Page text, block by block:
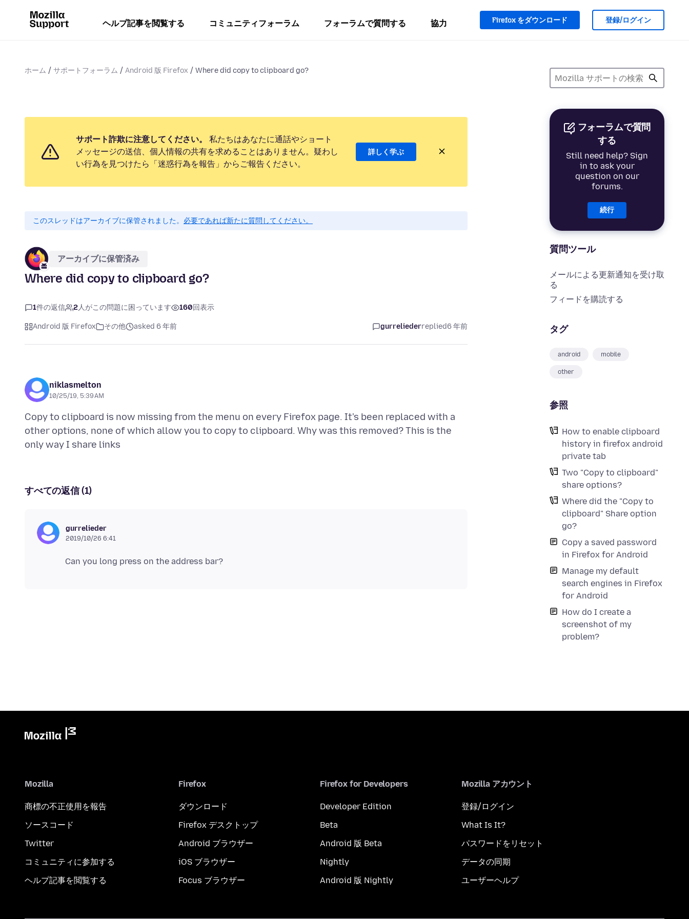
ヘルプ記事を閲覧する コミュニティフォーラム フォーラムで質問する 協力 Firefox をダウンロード 登録/ログイン
ホーム サポートフォーラム Android 版 Firefox Where did copy to clipboard go?
フォーラムで質問
する
Still need help? Sign
in to ask your
question on our
forums.
続行
質問ツール
メールによる更新通知を受け取
る
フィードを購読する
タグ
android mobile
other
参照
How to enable clipboard
history in firefox android
private tab
Two "Copy to clipboard"
share options?
Where did the "Copy to
clipboard" Share option
go?
Copy a saved password
in Firefox for Android
Manage my default
search engines in Firefox
for Android
How do I create a
screenshot of my
problem?
サポート詐欺に注意してください。
私たちはあなたに通話やショート
メッセージの送信、個人情報の共有を求めることはありません。疑わし
い行為を見つけたら「迷惑行為を報告」からご報告ください。
詳しく学ぶ
このスレッドはアーカイブに保管されました。 必要であれば新たに質問してください。
アーカイブに保管済み
Where did copy to clipboard go?
1件の返信 2人がこの問題に困っています 160回表示
Android 版 Firefox その他 asked 6 年前 gurreliederreplied6 年前
niklasmelton
10/25/19, 5:39 AM
Copy to clipboard is now missing from the menu on every Firefox page. It's been replaced with a
other options, none of which allow you to copy to clipboard. Why was this removed? This is the
すべての返信 (1)
gurrelieder
2019/10/26 6:41
Mozilla
商標の不正使用を報告
ソースコード
Twitter
コミュニティに参加する
ヘルプ記事を閲覧する
Firefox
ダウンロード
Firefox デスクトップ
Android ブラウザー
iOS ブラウザー
Focus ブラウザー
Firefox for Developers
Developer Edition
Beta
Android 版 Beta
Nightly
Android 版 Nightly
Mozilla アカウント
登録/ログイン
What Is It?
パスワードをリセット
データの同期
ユーザーヘルプ